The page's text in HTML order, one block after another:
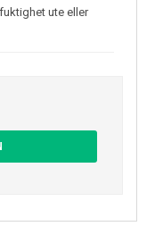
ute eller